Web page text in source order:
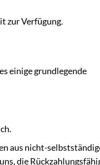
zur Verfügung.
einige grundlegende
aus nicht-
die